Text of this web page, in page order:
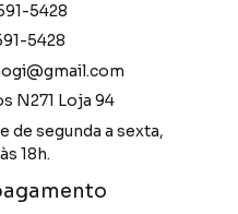
5428
5428
N271 Loja 94
segunda a sexta,
18h.